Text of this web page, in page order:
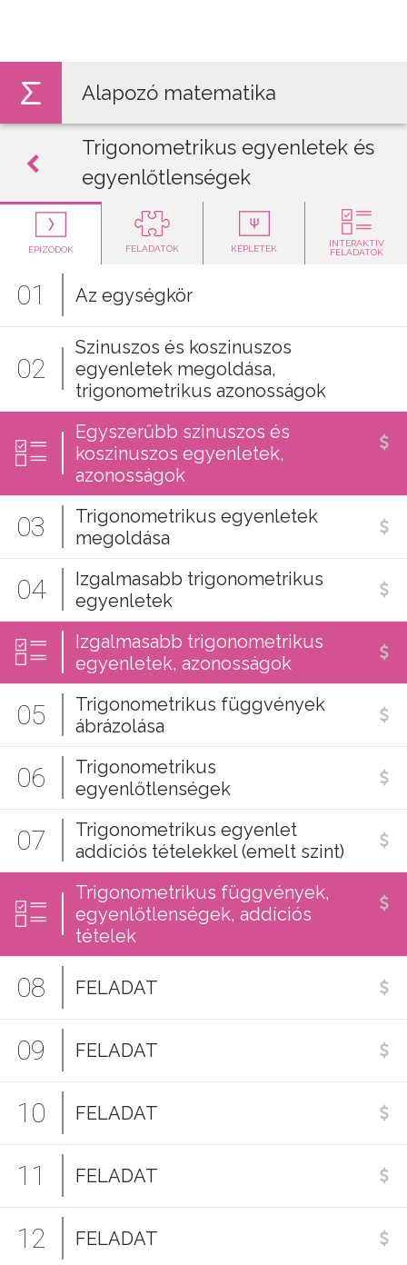
Alapozó matematika
Trigonometrikus egyenletek és
egyenlőtlenségek
EPIZÓDOK FELADATOK KÉPLETEK
INTERAKTÍV
FELADATOK
01 Az egységkör
02
Szinuszos és koszinuszos
egyenletek megoldása,
trigonometrikus azonosságok
Egyszerűbb szinuszos és
koszinuszos egyenletek,
azonosságok
03
Trigonometrikus egyenletek
megoldása
04
Izgalmasabb trigonometrikus
egyenletek
Izgalmasabb trigonometrikus
egyenletek, azonosságok
05
Trigonometrikus függvények
ábrázolása
06
Trigonometrikus
egyenlőtlenségek
07
Trigonometrikus egyenlet
addíciós tételekkel (emelt szint)
Trigonometrikus függvények,
egyenlőtlenségek, addíciós
tételek
08 FELADAT
09 FELADAT
10 FELADAT
11 FELADAT
12 FELADAT